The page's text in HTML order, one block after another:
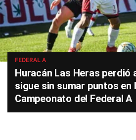
FEDERAL A
Huracán Las Heras perdió
sigue sin sumar puntos en
Campeonato del Federal A